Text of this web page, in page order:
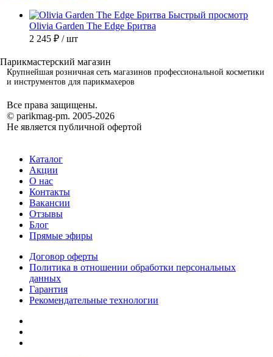
Быстрый просмотр
Olivia Garden The Edge Бритва
2 245 ₽ / шт
Крупнейшая розничная сеть магазинов профессиональной косметики
и инструментов для парикмахеров
Все права защищены.
© parikmag-pm. 2005-2026
Не является публичной офертой
Каталог
Акции
О нас
Контакты
Вакансии
Отзывы
Блог
Прямые эфиры
Договор оферты
Политика в отношении обработки персональных
данных
Гарантия
Рекомендательные технологии